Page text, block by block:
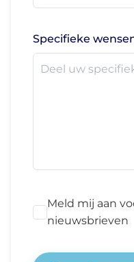
Specifieke
Meld mij aan
nieuwsbrieven